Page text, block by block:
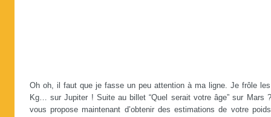
Oh oh, il faut que je fasse un peu attention à ma ligne. Je frôle les
Kg… sur Jupiter ! Suite au billet “Quel serait votre âge” sur Mars
vous propose maintenant d’obtenir des estimations de votre